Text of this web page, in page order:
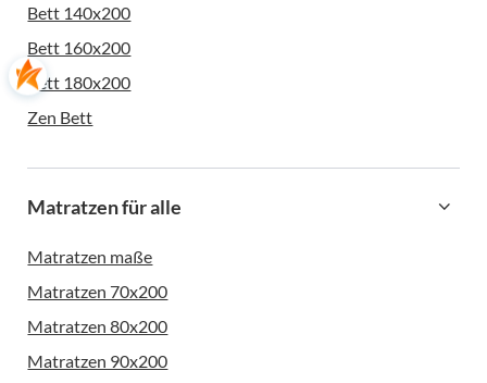
Bett 140x200
Bett 160x200
Bett 180x200
Zen Bett
Matratzen für alle
Matratzen maße
Matratzen 70x200
Matratzen 80x200
Matratzen 90x200